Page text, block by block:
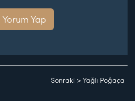
Yorum Yap
Sonraki >Yağlı Poğaça